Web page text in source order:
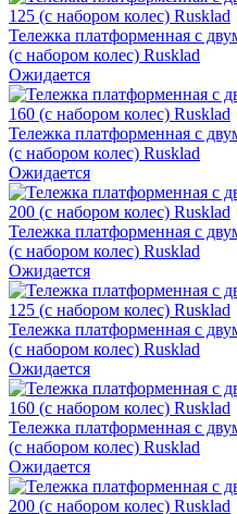
Тележка платформенная с
(с набором колес) Rusklad
Ожидается
Тележка платформенная с
(с набором колес) Rusklad
Ожидается
Тележка платформенная с
(с набором колес) Rusklad
Ожидается
Тележка платформенная с
(с набором колес) Rusklad
Ожидается
Тележка платформенная с
(с набором колес) Rusklad
Ожидается